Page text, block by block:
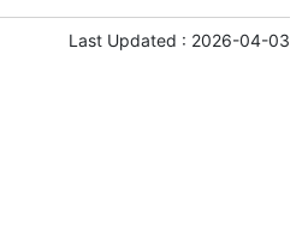
Last Updated : 2026-04-03